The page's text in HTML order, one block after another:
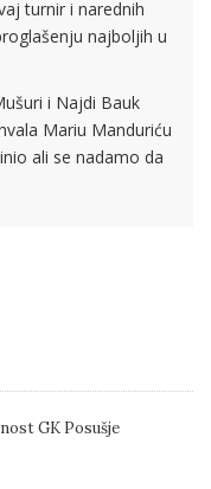
turnir i narednih
najboljih u
i Najdi Bauk
Mariu Manduriću
ali se nadamo da
GK Posušje